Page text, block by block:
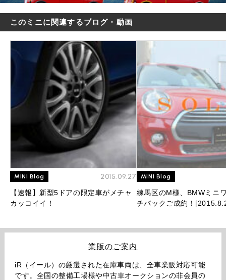
このミニに関連するブログ・動画
MINI Blog 2015.09.27
【速報】新型5ドアの限定車がメチャ
カッコイイ！
MINI Blog
練馬区のM様、BMWミニ
チバックご成約！
業販のご案内
iR（イール）の厳選された在庫車両は、全車業販対応可能
です。全国の整備工場様や中古車オークションの非会員の